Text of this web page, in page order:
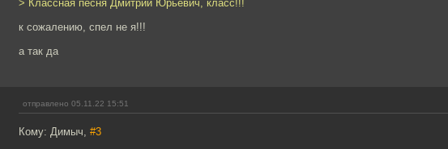
> Классная песня Дмитрий Юрьевич, класс!!!
к сожалению, спел не я!!!
а так да
отправлено 05.11.22 15:51
Кому: Димыч, #3